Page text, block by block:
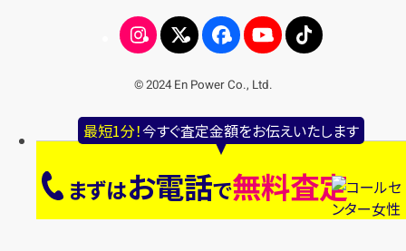
最短1分！今すぐ査定金額をお伝えいたします
まずはお電話で無料査定
© 2024 En Power Co., Ltd.